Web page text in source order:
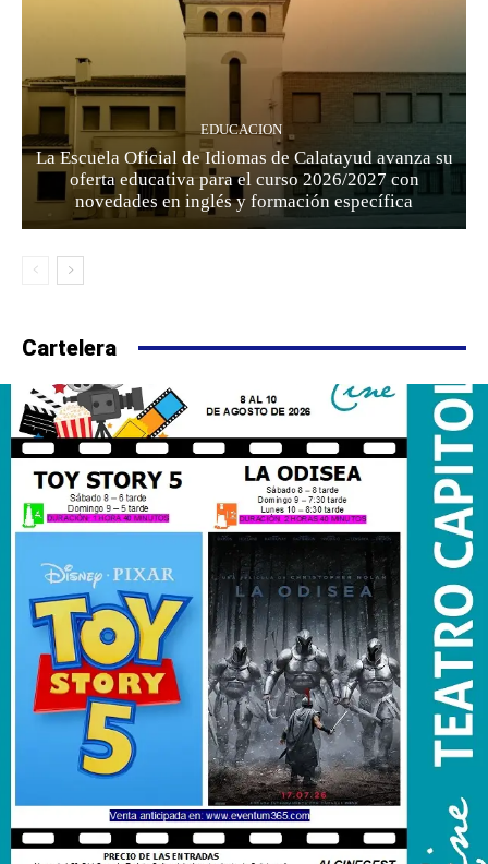
EDUCACION
La Escuela Oficial de Idiomas de Calatayud avanza su
oferta educativa para el curso 2026/2027 con
novedades en inglés y formación específica
Cartelera